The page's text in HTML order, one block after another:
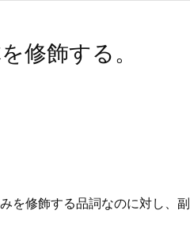
修飾する。
を修飾する品詞なのに対し、副